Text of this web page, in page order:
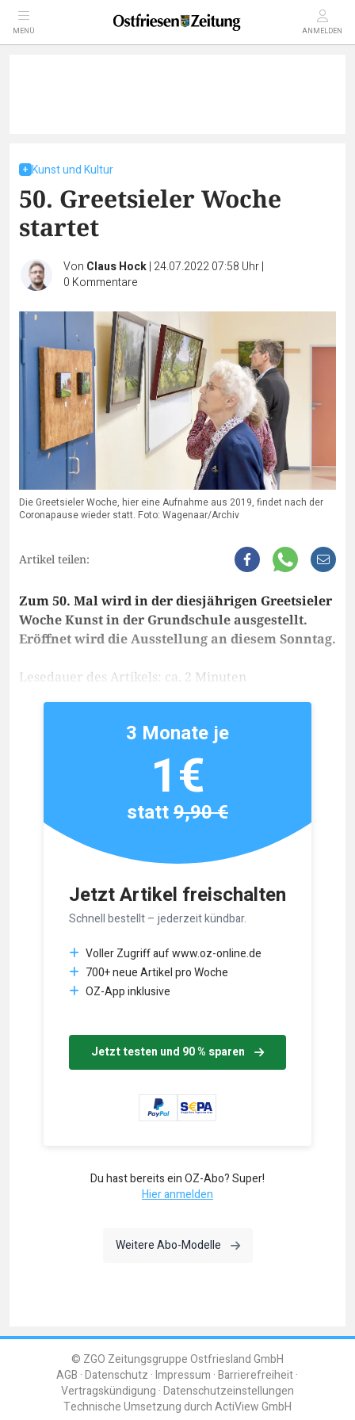
MENÜ ANMELDEN
Kunst und Kultur
50. Greetsieler Woche
startet
Von Claus Hock| 24.07.2022 07:58 Uhr|
0 Kommentare
Die Greetsieler Woche, hier eine Aufnahme aus 2019, findet nach der
Coronapause wieder statt. Foto: Wagenaar/Archiv
Artikel teilen:
Zum 50. Mal wird in der diesjährigen Greetsieler
Woche Kunst in der Grundschule ausgestellt.
Eröffnet wird die Ausstellung an diesem Sonntag.
Lesedauer des Artikels: ca. 2 Minuten
Jetzt Artikel freischalten
Schnell bestellt – jederzeit kündbar.
Voller Zugriff auf www.oz-online.de
700+ neue Artikel pro Woche
OZ-App inklusive
Jetzt testen und 90 % sparen
3 Monate je
1€
statt9,90 €
Du hast bereits ein OZ-Abo? Super!
Hier anmelden
Weitere Abo-Modelle
© ZGO Zeitungsgruppe Ostfriesland GmbH
AGB Datenschutz Impressum Barrierefreiheit
Vertragskündigung Datenschutzeinstellungen
Technische Umsetzung durchActiView GmbH